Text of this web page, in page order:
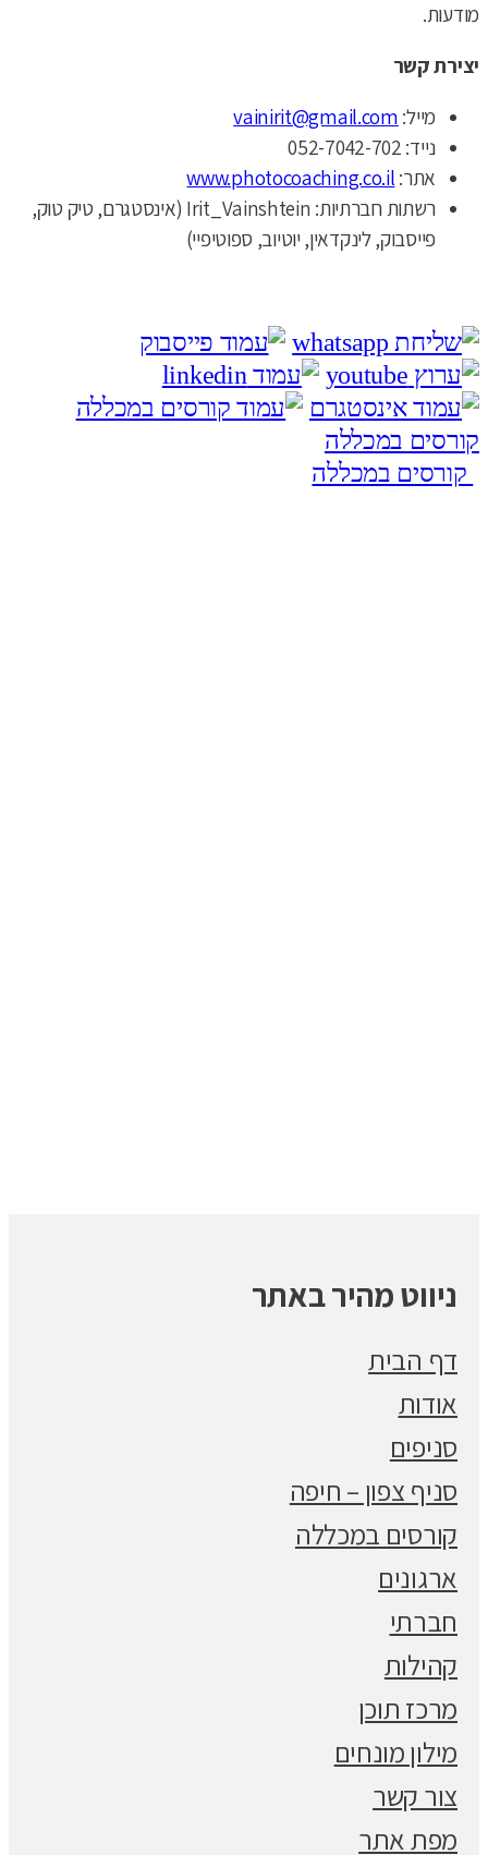
מודעות.
יצירת קשר
מייל: vainirit@gmail.com
נייד: 052-7042-702
אתר: www.photocoaching.co.il
רשתות חברתיות: Irit_Vainshtein (אינסטגרם, טיק טוק,
פייסבוק, לינקדאין, יוטיוב, ספוטיפיי)
קורסים במכללה
קורסים במכללה
ניווט מהיר באתר
דף הבית
אודות
סניפים
סניף צפון – חיפה
קורסים במכללה
ארגונים
חברתי
קהילות
מרכז תוכן
מילון מונחים
צור קשר
מפת אתר